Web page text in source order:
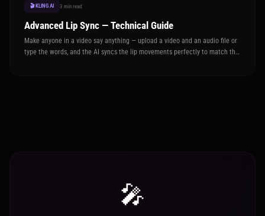
🎬 KLING AI 3 min read
Advanced Lip Sync — Technical Guide
Make anyone in a video say anything — upload a video and an audio file or
type the words, and the AI syncs the lip movements perfectly to match the
🎤